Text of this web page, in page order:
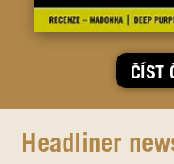
ČÍST
Headliner